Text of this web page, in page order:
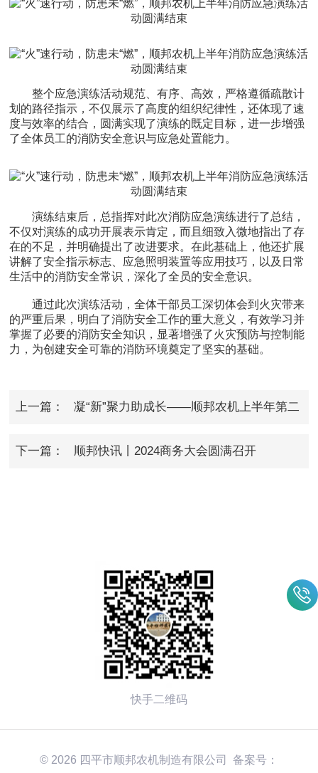
整个应急演练活动规范、有序、高效，严格遵循疏散计
划的路径指示，不仅展示了高度的组织纪律性，还体现了速
度与效率的结合，圆满实现了演练的既定目标，进一步增强
了全体员工的消防安全意识与应急处置能力。
演练结束后，总指挥对此次消防应急演练进行了总结，
不仅对演练的成功开展表示肯定，而且细致入微地指出了存
在的不足，并明确提出了改进要求。在此基础上，他还扩展
讲解了安全指示标志、应急照明装置等应用技巧，以及日常
生活中的消防安全常识，深化了全员的安全意识。
通过此次演练活动，全体干部员工深切体会到火灾带来
的严重后果，明白了消防安全工作的重大意义，有效学习并
掌握了必要的消防安全知识，显著增强了火灾预防与控制能
力，为创建安全可靠的消防环境奠定了坚实的基础。
上一篇： 凝“新”聚力助成长——顺邦农机上半年第二
下一篇： 顺邦快讯丨2024商务大会圆满召开
快手二维码
© 2026 四平市顺邦农机制造有限公司 备案号：